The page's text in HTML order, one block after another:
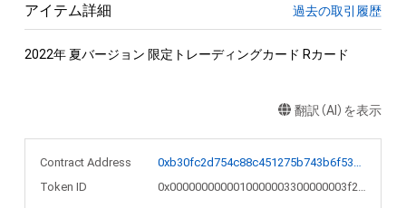
アイテム詳細 過去の取引履歴
2022年 夏バージョン 限定トレーディングカード Rカード
翻訳（AI）を表示
Contract Address
Token ID